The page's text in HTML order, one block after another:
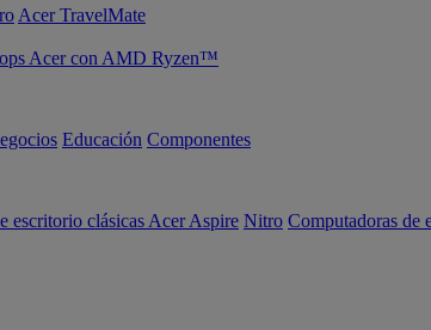
Acer TravelMate
Acer con AMD Ryzen™
Educación Componentes
escritorio clásicas Acer Aspire Nitro Computadoras de